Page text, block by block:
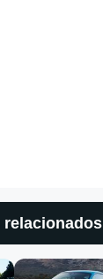
relacionados